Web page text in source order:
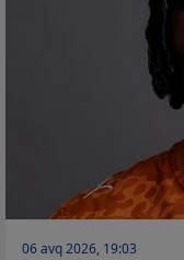
06 avq 2026, 19:03